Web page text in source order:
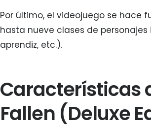
Por último, el videojuego se hace
hasta nueve clases de
aprendiz, etc.).
Características
Fallen (Deluxe